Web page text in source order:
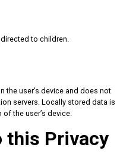
to children.
the user’s device and does not
servers. Locally stored data is
the user’s device.
this Privacy